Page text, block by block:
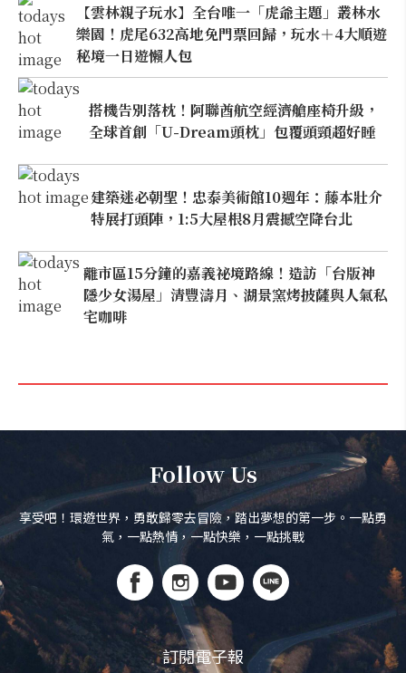
【雲林親子玩水】全台唯一「虎爺主題」叢林水
樂園！虎尾632高地免門票回歸，玩水＋4大順遊
秘境一日遊懶人包
搭機告別落枕！阿聯酋航空經濟艙座椅升級，
全球首創「U-Dream頭枕」包覆頭頸超好睡
建築迷必朝聖！忠泰美術館10週年：藤本壯介
特展打頭陣，1:5大屋根8月震撼空降台北
離市區15分鐘的嘉義祕境路線！造訪「台版神
隱少女湯屋」清豐濤月、湖景窯烤披薩與人氣私
宅咖啡
Follow Us
享受吧！環遊世界，勇敢歸零去冒險，踏出夢想的第一步。一點勇
氣，一點熱情，一點快樂，一點挑戰
訂閱電子報